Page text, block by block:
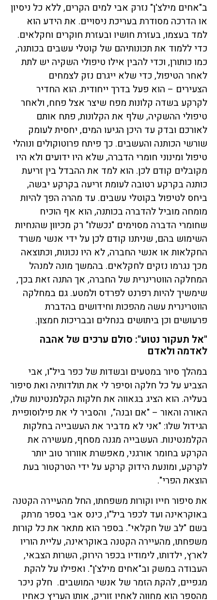
ב"אחים מילצ'ן" נזרק אבי למים הקרים, ללא כל ניסיון
או הדרכה מסודרת בעריכת ניסויים. את הידע הוא
למד בעצמו, בעזרת חושיו ובעזרת חוקרים וחקלאים.
כדי ללמוד את תכונותיהם של קוטלי עשבים בכותנה,
כמו כותורן, וכדי להבין אילו טיפולי השקיה יש לתת
לאחר הטיפול, כדי שלא ייגרם נזק לצמחים
הצעירים – הוא פעל בדרך ייחודית. הוא החדיר
לקרקע בשדה קלונות מפח שיצר אצל פחח, ולאחר
טיפולי ההשקיה, שלף את הקלונות, פתח אותם
לאורכם ובדק עד היכן הגיעו המים, יחסית לעומק
שורשי הכותנה והעשבים. כך פיתח פרוטוקולים ונוהלי
טיפול ומינוני חומרי הדברה, שלא היו ידועים ולא היו
מקובלים קודם לכן. הוא למד את ההבדל בין זריעת
כותנה בקרקע רטובה לעומת זריעה בקרקע יבשה,
ביחס לטיפול בקוטלי עשבים. עד מהרה הפך להיות
מומחה מוביל להדברה בכותנה, הוא אף הוכיח
שחומרי הדברה מסוימים "נכשלו" רק מכיוון שהנחיות
השימוש בהם, שניתנו קודם לכן על ידי אנשי משרד
החקלאות או אנשי החברה, לא היו נכונות, וכתוצאה
מכך נגרמו נזקים לחקלאים. בהמשך מונה למנהל
המחלקה הווטרינרית של החברה, אך התנה זאת בכך,
שימשיך להיות רפרנט לפרדס ולמטע. גם במחלקה
הווטרינרית עשה מהפכות וחידושים בהדברת
פרעושים וכן ביתושים בנחלים ובבריכות חמצון.
"אל תעקור נטוע": סולם ערכים של אהבה
לאדמה ולאדם
במהלך סיור במטעים ובשדות של כפר ביל"ו, אבי
הצביע על כל חלקה וסיפר לי את תולדותיה ואת סיפור
בעליה. הוא הציג בגאווה את חלקות הקלמנטינות שלו,
האורה והאור – "אם ובנה", והסביר לי את פילוסופיית
הגידול שלו: "אני לא מדביר את העשבייה בחלקות
הקלמנטינות. העשבייה מגנה מסחף, מעשירה את
הקרקע בחומר אורגני, מאפשרת אוורור טוב יותר
לקרקע, ומונעת הידוק קרקע על ידי הטרקטור בעת
הוצאת הפרי".
את סיפור חייו וקורות משפחתו, החל מהעיירה הקטנה
באוקראינה ועד לכפר ביל"ו, כינס אבי בספר מרתק
בשם "לב של חקלאי". בספר הוא מתאר את כל קורות
משפחתו, מהעיירה הקטנה באוקראינה, עליית הוריו
לארץ, ילדותו, לימודיו בכפר הירוק, השרות הצבאי,
העבודה במשק וב"אחים מילצ'ן". ואפילו על להקת
מגפיים, להקת הזמר של אנשי המושבים. חלק ניכר
מהספר הוא מחווה לאחיו זוריק, אותו העריץ כאחיו